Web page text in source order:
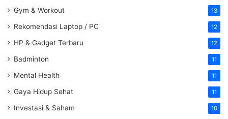
Gym & Workout 13
Rekomendasi Laptop / PC 12
HP & Gadget Terbaru 12
Badminton 11
Mental Health 11
Gaya Hidup Sehat 11
Investasi & Saham 10